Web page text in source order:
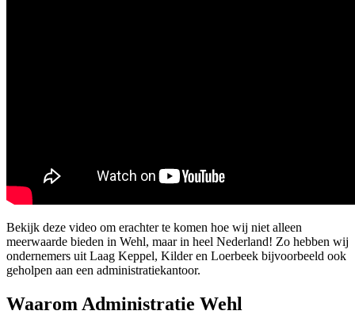
Bekijk deze video om erachter te komen hoe wij niet alleen
meerwaarde bieden in Wehl, maar in heel Nederland! Zo hebben wij
ondernemers uit Laag Keppel, Kilder en Loerbeek bijvoorbeeld ook
geholpen aan een administratiekantoor.
Waarom Administratie Wehl